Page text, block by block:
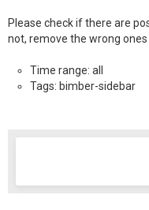
Please check if there are
not, remove the wrong
Time range: all
Tags: bimber-sidebar